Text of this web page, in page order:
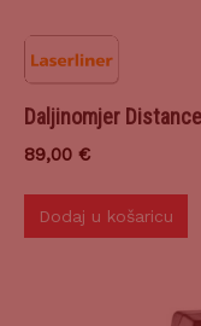
Daljinomjer
89,00 €
Dodaj u košaricu